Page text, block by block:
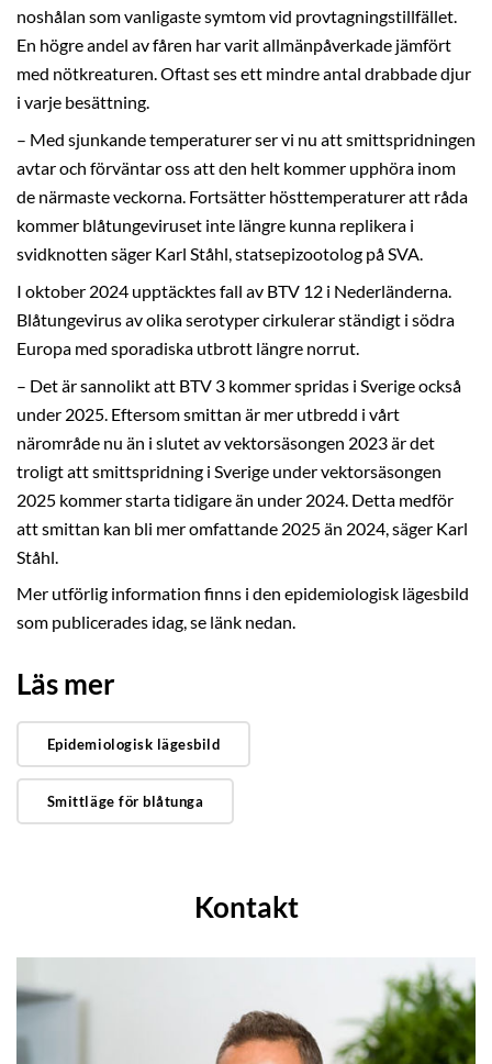
noshålan som vanligaste symtom vid provtagningstillfället.
En högre andel av fåren har varit allmänpåverkade jämfört
med nötkreaturen. Oftast ses ett mindre antal drabbade djur
i varje besättning.
– Med sjunkande temperaturer ser vi nu att smittspridningen
avtar och förväntar oss att den helt kommer upphöra inom
de närmaste veckorna. Fortsätter hösttemperaturer att råda
kommer blåtungeviruset inte längre kunna replikera i
svidknotten säger Karl Ståhl, statsepizootolog på SVA.
I oktober 2024 upptäcktes fall av BTV 12 i Nederländerna.
Blåtungevirus av olika serotyper cirkulerar ständigt i södra
Europa med sporadiska utbrott längre norrut.
– Det är sannolikt att BTV 3 kommer spridas i Sverige också
under 2025. Eftersom smittan är mer utbredd i vårt
närområde nu än i slutet av vektorsäsongen 2023 är det
troligt att smittspridning i Sverige under vektorsäsongen
2025 kommer starta tidigare än under 2024. Detta medför
att smittan kan bli mer omfattande 2025 än 2024, säger Karl
Ståhl.
Mer utförlig information finns i den epidemiologisk lägesbild
som publicerades idag, se länk nedan.
Läs mer
Epidemiologisk lägesbild
Smittläge för blåtunga
Kontakt